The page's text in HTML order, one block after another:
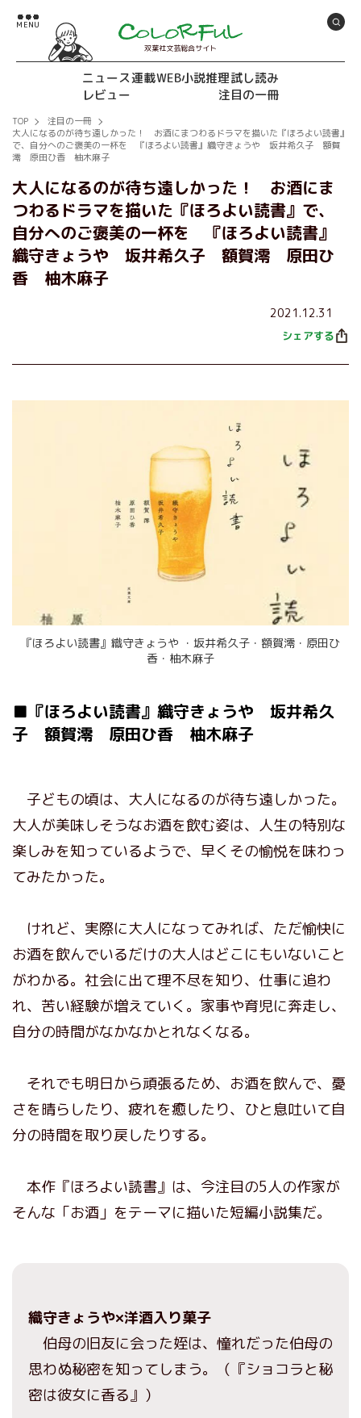
双葉社文芸総合サイト
ニュース連載WEB小説推理試し読み
レビュー
注目の一冊
TOP
注目の一冊
大人になるのが待ち遠しかった！ お酒にまつわるドラマを描いた『ほろよい読書』
で、自分へのご褒美の一杯を 『ほろよい読書』織守きょうや 坂井希久子 額賀
澪 原田ひ香 柚木麻子
大人になるのが待ち遠しかった！ お酒にま
つわるドラマを描いた『ほろよい読書』で、
自分へのご褒美の一杯を 『ほろよい読書』
織守きょうや 坂井希久子 額賀澪 原田ひ
香 柚木麻子
2021.12.31
シェアする
『ほろよい読書』織守きょうや ・坂井希久子・額賀澪・原田ひ
香・柚木麻子
■『ほろよい読書』織守きょうや 坂井希久
子 額賀澪 原田ひ香 柚木麻子
子どもの頃は、大人になるのが待ち遠しかった。
大人が美味しそうなお酒を飲む姿は、人生の特別な
楽しみを知っているようで、早くその愉悦を味わっ
てみたかった。
けれど、実際に大人になってみれば、ただ愉快に
お酒を飲んでいるだけの大人はどこにもいないこと
がわかる。社会に出て理不尽を知り、仕事に追わ
れ、苦い経験が増えていく。家事や育児に奔走し、
自分の時間がなかなかとれなくなる。
それでも明日から頑張るため、お酒を飲んで、憂
さを晴らしたり、疲れを癒したり、ひと息吐いて自
分の時間を取り戻したりする。
本作『ほろよい読書』は、今注目の5人の作家が
そんな「お酒」をテーマに描いた短編小説集だ。
織守きょうや×洋酒入り菓子
伯母の旧友に会った姪は、憧れだった伯母の
思わぬ秘密を知ってしまう。（『ショコラと秘
密は彼女に香る』）